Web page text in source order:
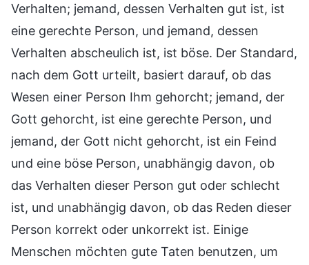
Verhalten; jemand, dessen Verhalten gut ist, ist
eine gerechte Person, und jemand, dessen
Verhalten abscheulich ist, ist böse. Der Standard,
nach dem Gott urteilt, basiert darauf, ob das
Wesen einer Person Ihm gehorcht; jemand, der
Gott gehorcht, ist eine gerechte Person, und
jemand, der Gott nicht gehorcht, ist ein Feind
und eine böse Person, unabhängig davon, ob
das Verhalten dieser Person gut oder schlecht
ist, und unabhängig davon, ob das Reden dieser
Person korrekt oder unkorrekt ist. Einige
Menschen möchten gute Taten benutzen, um